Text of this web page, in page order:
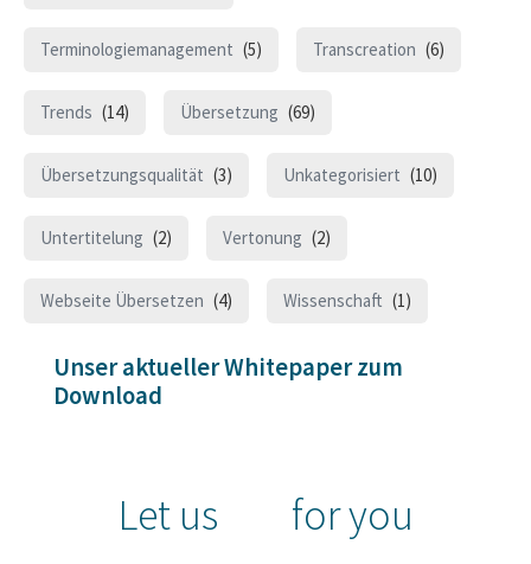
Terminologiemanagement (5) Transcreation (6)
Trends (14) Übersetzung (69)
Übersetzungsqualität (3) Unkategorisiert (10)
Untertitelung (2) Vertonung (2)
Webseite Übersetzen (4) Wissenschaft (1)
Unser aktueller Whitepaper zum
Download
Let us for you